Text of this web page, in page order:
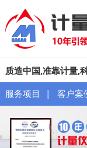
质造中国,准靠计量,
服务项目 | 客户案